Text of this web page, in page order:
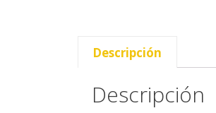
Descripción
Descripción